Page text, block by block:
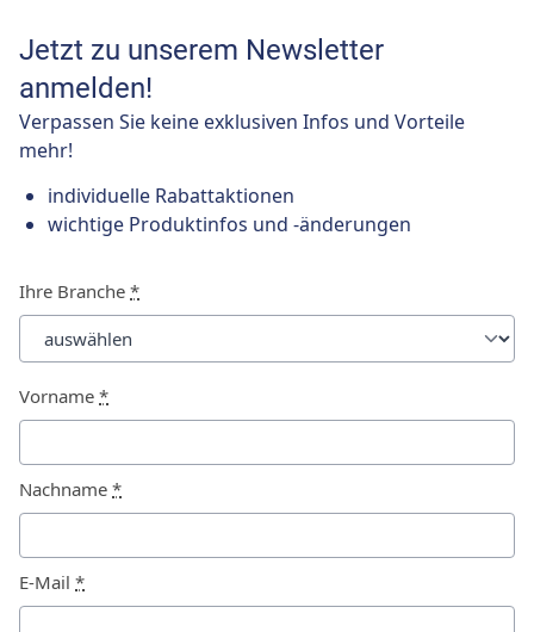
Jetzt zu unserem Newsletter
anmelden!
Verpassen Sie keine exklusiven Infos und Vorteile
mehr!
individuelle Rabattaktionen
wichtige Produktinfos und -änderungen
Ihre Branche *
Vorname *
Nachname *
E-Mail *